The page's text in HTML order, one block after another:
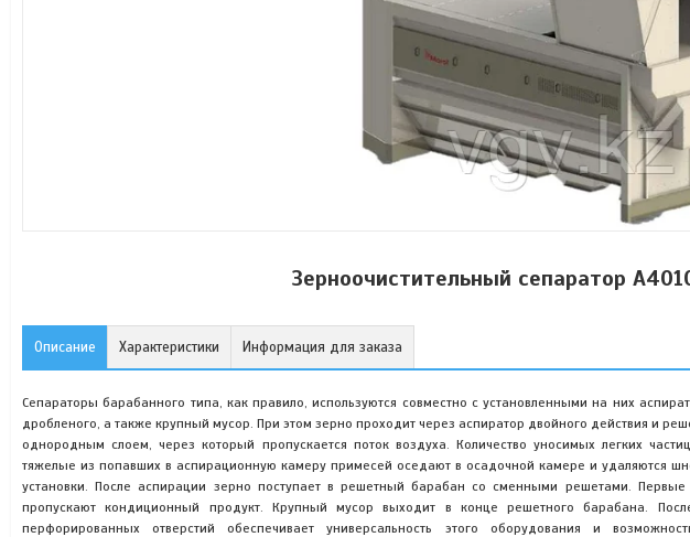
Зерноочистительный сепаратор
Описание Характеристики Информация для заказа
Сепараторы барабанного типа, как правило, используются совместно с установленными на них
дробленого, а также крупный мусор. При этом зерно проходит через аспиратор двойного действия и
однородным слоем, через который пропускается поток воздуха. Количество уносимых легких
тяжелые из попавших в аспирационную камеру примесей оседают в осадочной камере и удаляются
установки. После аспирации зерно поступает в решетный барабан со сменными решетами.
пропускают кондиционный продукт. Крупный мусор выходит в конце решетного барабана.
перфорированных отверстий обеспечивает универсальность этого оборудования и